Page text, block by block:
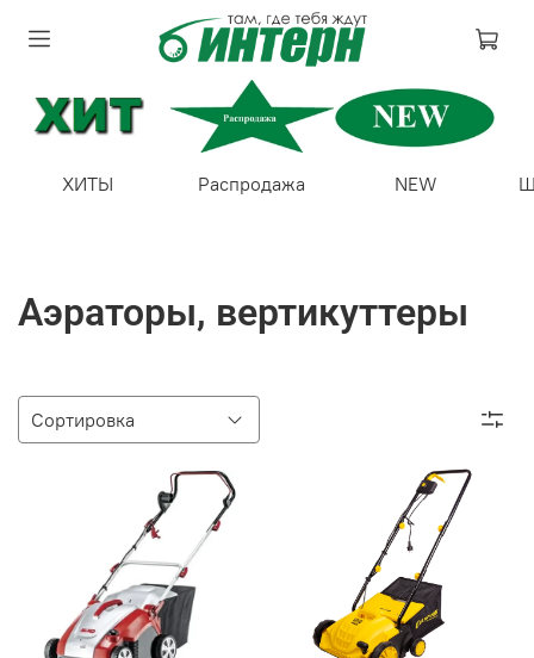
ХИТЫ Распродажа NEW
Аэраторы, вертикуттеры